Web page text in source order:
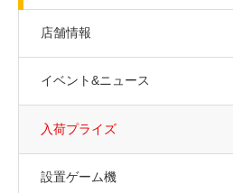
店舗情報
イベント&ニュース
入荷プライズ
設置ゲーム機